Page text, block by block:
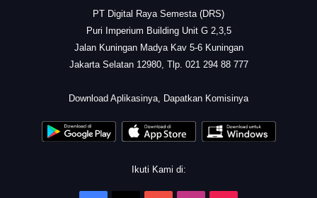
PT Digital Raya Semesta (DRS)
Puri Imperium Building Unit G 2,3,5
Jalan Kuningan Madya Kav 5-6 Kuningan
Jakarta Selatan 12980, Tlp. 021 294 88 777
Download Aplikasinya, Dapatkan Komisinya
Ikuti Kami di: